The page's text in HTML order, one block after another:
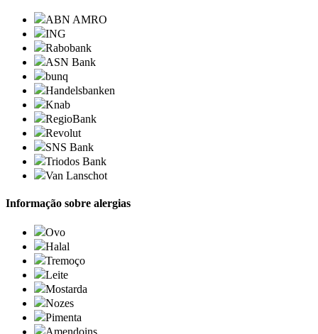
ABN AMRO
ING
Rabobank
ASN Bank
bunq
Handelsbanken
Knab
RegioBank
Revolut
SNS Bank
Triodos Bank
Van Lanschot
Informação sobre alergias
Ovo
Halal
Tremoço
Leite
Mostarda
Nozes
Pimenta